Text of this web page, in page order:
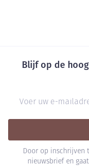
Blijf op de
Door op inschrijven
nieuwsbrief en